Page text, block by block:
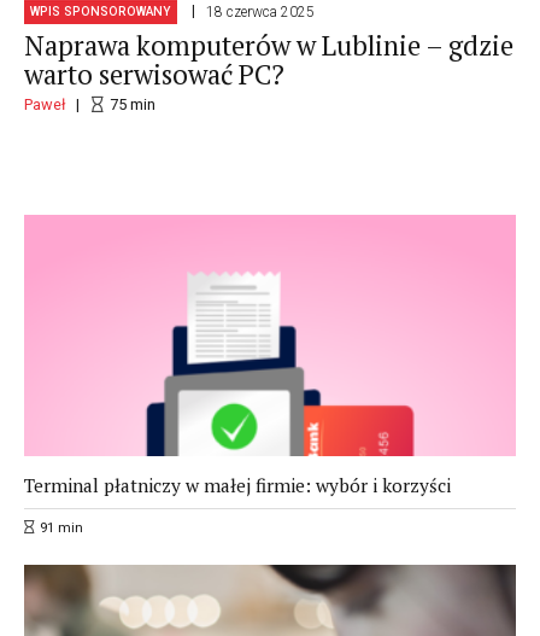
WPIS SPONSOROWANY 18 czerwca 2025
Naprawa komputerów w Lublinie – gdzie
warto serwisować PC?
Paweł 75min
Terminal płatniczy w małej firmie: wybór i korzyści
91 min